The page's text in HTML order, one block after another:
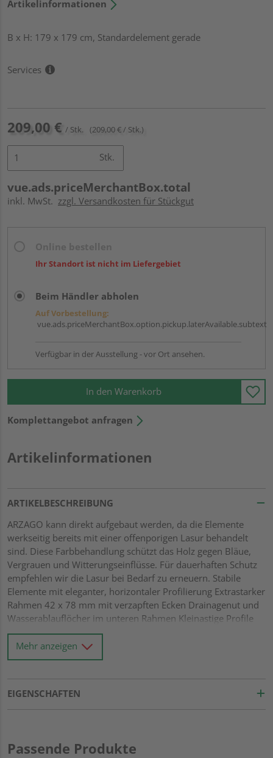
Artikelinformationen
B x H: 179 x 179 cm, Standardelement gerade
Services
209,00 € / Stk. (209,00 € / Stk.)
Stk.
vue.ads.priceMerchantBox.total
inkl. MwSt. zzgl. Versandkosten für Stückgut
Ihr Standort ist nicht im Liefergebiet
Beim Händler abholen
Auf Vorbestellung:
vue.ads.priceMerchantBox.option.pickup.laterAvailable.subtext
Verfügbar in der Ausstellung - vor Ort ansehen.
In den Warenkorb
Komplettangebot anfragen
Artikelinformationen
ARTIKELBESCHREIBUNG
ARZAGO kann direkt aufgebaut werden, da die Elemente
werkseitig bereits mit einer offenporigen Lasur behandelt
sind. Diese Farbbehandlung schützt das Holz gegen Bläue,
Vergrauen und Witterungseinflüsse. Für dauerhaften Schutz
empfehlen wir die Lasur bei Bedarf zu erneuern. Stabile
Elemente mit eleganter, horizontaler Profilierung Extrastarker
Rahmen 42 x 78 mm mit verzapften Ecken Drainagenut und
Wasserablauflöcher im unteren Rahmen Kleinastige Profile
21 x 122 mm mit Riffel-Hobelung Alle Verbindungen aus
Edelstahl
Mehr anzeigen
EIGENSCHAFTEN
Passende Produkte